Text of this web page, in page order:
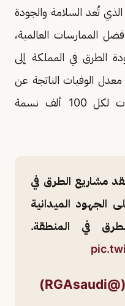
تُعد السلامة والجودة
الممارسات العالمية،
الطرق في المملكة إلى
الوفيات الناتجة عن
حوادث الطرق إلى خمس حالات لكل 100 ألف نسمة
مشاريع الطرق في
الجهود الميدانية
في المنطقة.
(@RGAsaudi)